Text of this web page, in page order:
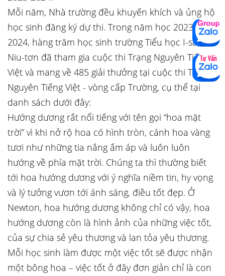
Mỗi năm, Nhà trường đều khuyến khích và ủng hộ
học sinh đăng ký dự thi. Trong năm học 2023-
2024, hàng trăm học sinh trường Tiểu học I-sắc
Niu-tơn đã tham gia cuộc thi Trạng Nguyên Tiếng
Việt và mang về 485 giải thưởng tại cuộc thi Trạng
Nguyên Tiếng Việt - vòng cấp Trường, cụ thể tại
danh sách dưới đây:
Hướng dương rất nổi tiếng với tên gọi “hoa mặt
trời” vì khi nở rộ hoa có hình tròn, cánh hoa vàng
tươi như những tia nắng ấm áp và luôn luôn
hướng về phía mặt trời. Chúng ta thì thường biết
tới hoa hướng dương với ý nghĩa niềm tin, hy vọng
và lý tưởng vươn tới ánh sáng, điều tốt đẹp. Ở
Newton, hoa hướng dương không chỉ có vậy, hoa
hướng dương còn là hình ảnh của những việc tốt,
của sự chia sẻ yêu thương và lan tỏa yêu thương.
Mỗi học sinh làm được một việc tốt sẽ được nhận
một bông hoa – việc tốt ở đây đơn giản chỉ là con